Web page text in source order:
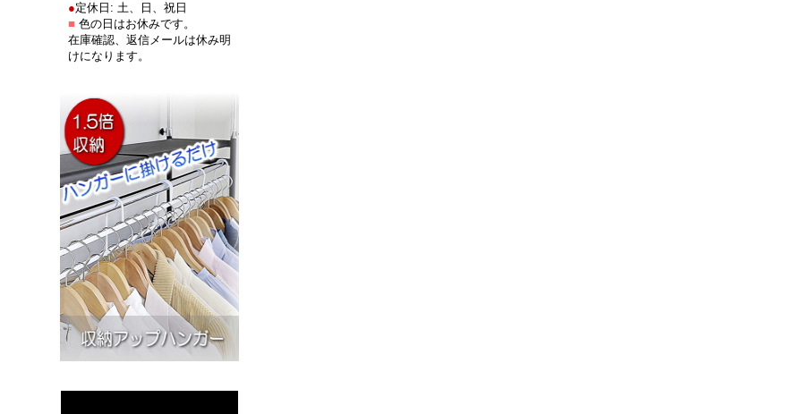
●定休日: 土、日、祝日
■ 色の日はお休みです。
在庫確認、返信メールは休み明
けになります。